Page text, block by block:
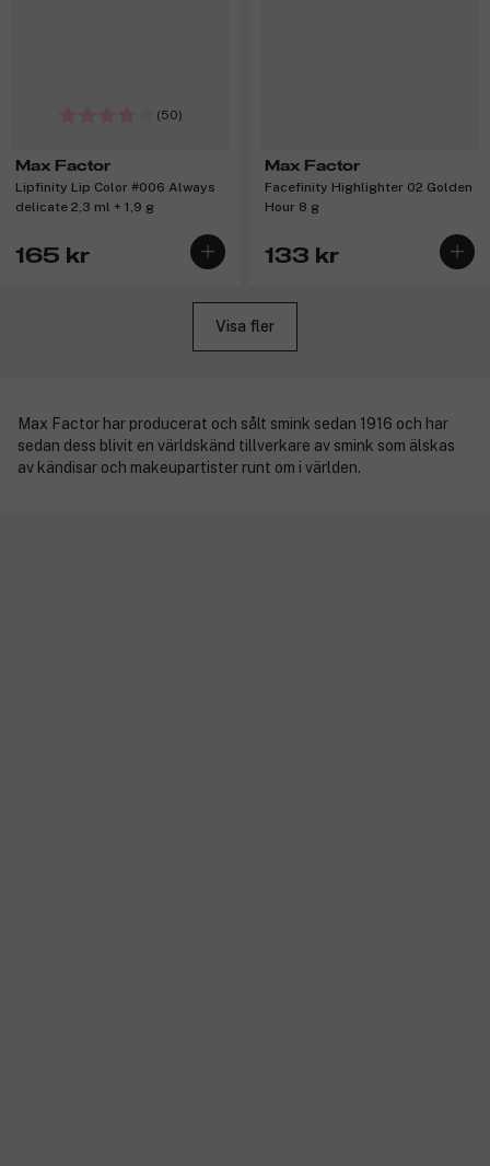
(50)
Max Factor
Lipfinity Lip Color #006 Always
delicate 2,3 ml + 1,9 g
165 kr
Max Factor
Facefinity Highlighter 02 Golden
Hour 8 g
133 kr
Visa fler
Max Factor har producerat och sålt smink sedan 1916 och har
sedan dess blivit en världskänd tillverkare av smink som älskas
av kändisar och makeupartister runt om i världen.